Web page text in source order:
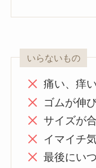
いらないもの
痛い、痒
ゴムが伸
サイズが
イマイチ
最後にい